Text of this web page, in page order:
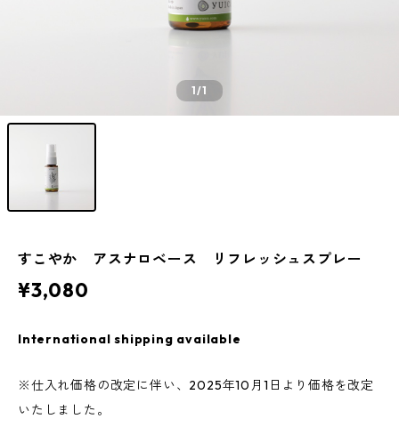
1/1
すこやか アスナロベース リフレッシュスプレー
¥3,080
International shipping available
※仕入れ価格の改定に伴い、2025年10月1日より価格を改定
いたしました。